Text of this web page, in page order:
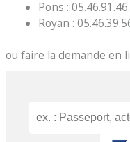
Pons :
Royan :
ou faire la demande en